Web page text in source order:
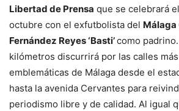
Libertad de Prensa que se celebrará
octubre con el exfutbolista del Málaga
Fernández Reyes ‘Basti’como
kilómetros discurrirá por las calles
emblemáticas de Málaga desde el
hasta la avenida Cervantes para
periodismo libre y de calidad. Al igual